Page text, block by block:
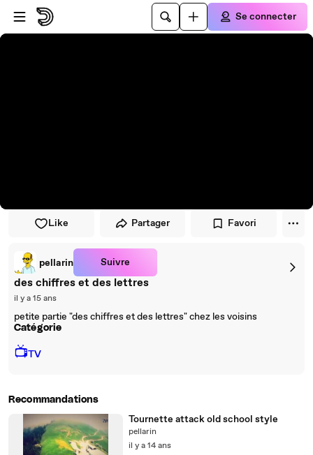
Passer au player
Passer au contenu principal
Se connecter
Like Partager Favori
pellarin Suivre
des chiffres et des lettres
il y a 15 ans
petite partie "des chiffres et des lettres" chez les voisins
Catégorie
📺TV
Recommandations
Tournette attack old school style
pellarin
il y a 14 ans